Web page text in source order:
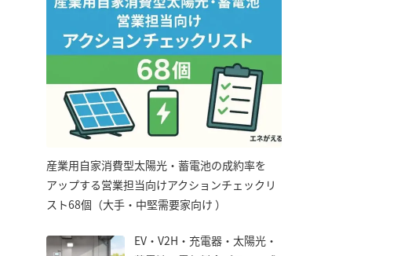
産業用自家消費型太陽光・蓄電池の成約率を
アップする営業担当向けアクションチェックリ
スト68個（大手・中堅需要家向け ）
EV・V2H・充電器・太陽光・